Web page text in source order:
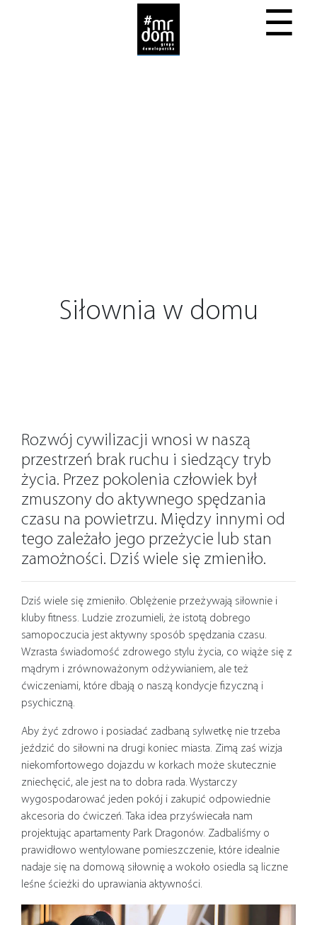
☰
Siłownia w domu
Rozwój cywilizacji wnosi w naszą
przestrzeń brak ruchu i siedzący tryb
życia. Przez pokolenia człowiek był
zmuszony do aktywnego spędzania
czasu na powietrzu. Między innymi od
tego zależało jego przeżycie lub stan
zamożności. Dziś wiele się zmieniło.
Dziś wiele się zmieniło. Oblężenie przeżywają siłownie i
kluby fitness. Ludzie zrozumieli, że istotą dobrego
samopoczucia jest aktywny sposób spędzania czasu.
Wzrasta świadomość zdrowego stylu życia, co wiąże się z
mądrym i zrównoważonym odżywianiem, ale też
ćwiczeniami, które dbają o naszą kondycje fizyczną i
psychiczną.
Aby żyć zdrowo i posiadać zadbaną sylwetkę nie trzeba
jeździć do siłowni na drugi koniec miasta. Zimą zaś wizja
niekomfortowego dojazdu w korkach może skutecznie
zniechęcić, ale jest na to dobra rada. Wystarczy
wygospodarować jeden pokój i zakupić odpowiednie
akcesoria do ćwiczeń. Taka idea przyświecała nam
projektując apartamenty Park Dragonów. Zadbaliśmy o
prawidłowo wentylowane pomieszczenie, które idealnie
nadaje się na domową siłownię a wokoło osiedla są liczne
leśne ścieżki do uprawiania aktywności.